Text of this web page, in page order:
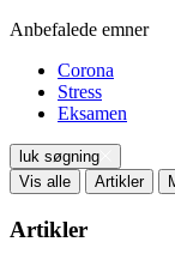
Anbefalede emner
Corona
Stress
Eksamen
luk søgning
Vis alle
Artikler
Artikler